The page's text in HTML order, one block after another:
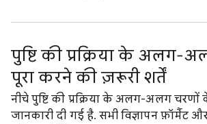
पुष्टि की प्रक्रिया के अलग-
पूरा करने की ज़रूरी शर्तें
नीचे पुष्टि की प्रक्रिया के अलग-अलग चरणों
जानकारी दी गई है. सभी विज्ञापन